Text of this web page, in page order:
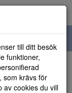
till ditt besök
funktioner,
som krävs för
av cookies du vill